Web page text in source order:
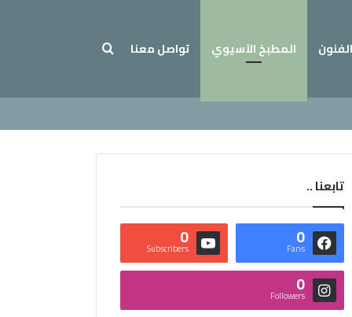
المطبخ الآسيوي تواصل معنا
تابعنا ..
0
Fans
0
Subscribers
0
Followers